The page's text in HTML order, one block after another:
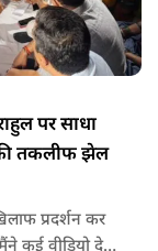
पर साधा
तकलीफ झेल
प्रदर्शन कर
कई वीडियो देखे